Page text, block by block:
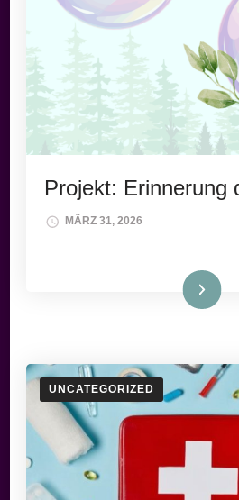
Projekt: Erinnerung
MÄRZ 31, 2026
Weiterlesen
UNCATEGORIZED